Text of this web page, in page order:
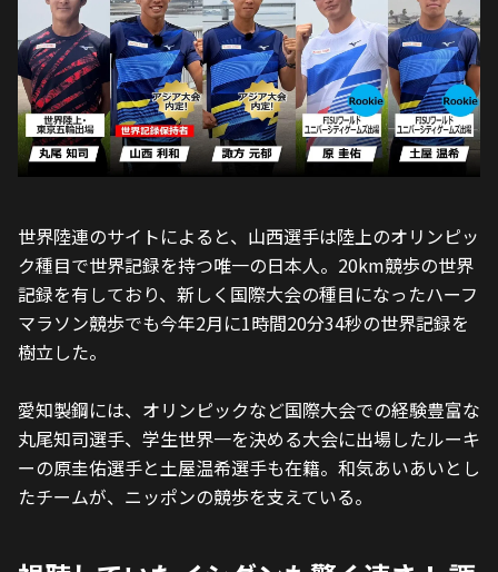
世界陸連のサイトによると、山西選手は陸上のオリンピッ
ク種目で世界記録を持つ唯一の日本人。20km競歩の世界
記録を有しており、新しく国際大会の種目になったハーフ
マラソン競歩でも今年2月に1時間20分34秒の世界記録を
樹立した。
愛知製鋼には、オリンピックなど国際大会での経験豊富な
丸尾知司選手、学生世界一を決める大会に出場したルーキ
ーの原圭佑選手と土屋温希選手も在籍。和気あいあいとし
たチームが、ニッポンの競歩を支えている。